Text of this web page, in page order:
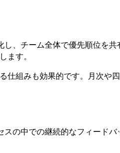
、チーム全体で優先順位を
ます。
仕組みも効果的です。月次
の中での継続的なフィード